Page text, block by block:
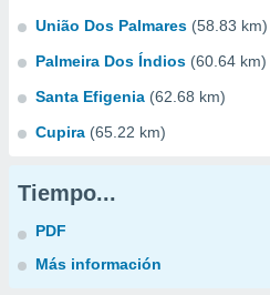
União Dos Palmares (58.83 km)
Palmeira Dos Índios (60.64 km)
Santa Efigenia (62.68 km)
Cupira (65.22 km)
Tiempo...
PDF
Más información